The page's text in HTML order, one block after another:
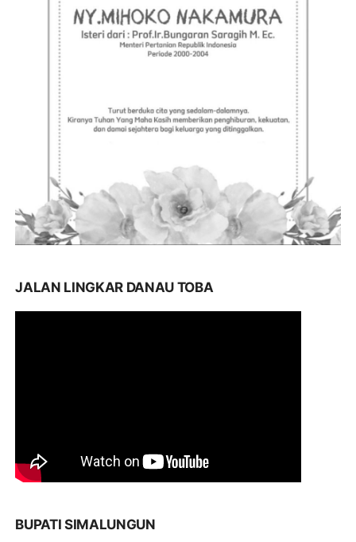
JALAN LINGKAR DANAU TOBA
BUPATI SIMALUNGUN